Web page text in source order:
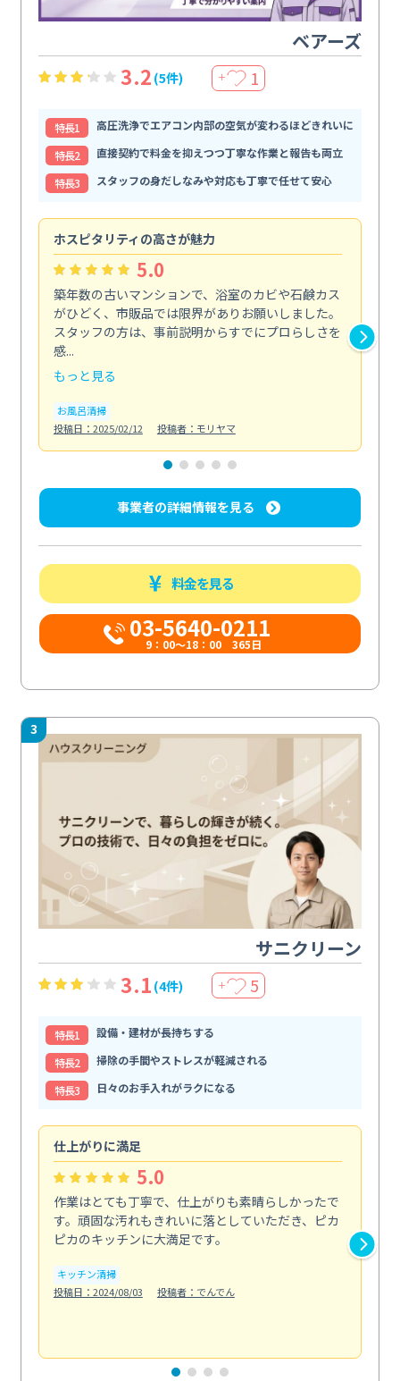
ベアーズ
3.2 (5件) ＋ 1
特⻑1
高圧洗浄でエアコン内部の空気が変わるほどきれいに
特⻑2
直接契約で料金を抑えつつ丁寧な作業と報告も両立
特⻑3
スタッフの身だしなみや対応も丁寧で任せて安心
ホスピタリティの高さが魅力
5.0
築年数の古いマンションで、浴室のカビや石鹸カス
がひどく、市販品では限界がありお願いしました。
スタッフの方は、事前説明からすでにプロらしさを
感...
もっと見る
お風呂清掃
投稿日：2025/02/12
投稿者：モリヤマ
事業者の詳細情報を見る
料金を見る
03-5640-0211
9：00～18：00 365日
3
サニクリーン
3.1 (4件) ＋ 5
特⻑1
設備・建材が長持ちする
特⻑2
掃除の手間やストレスが軽減される
特⻑3
日々のお手入れがラクになる
仕上がりに満足
5.0
作業はとても丁寧で、仕上がりも素晴らしかったで
す。頑固な汚れもきれいに落としていただき、ピカ
ピカのキッチンに大満足です。
キッチン清掃
投稿日：2024/08/03
投稿者：でんでん